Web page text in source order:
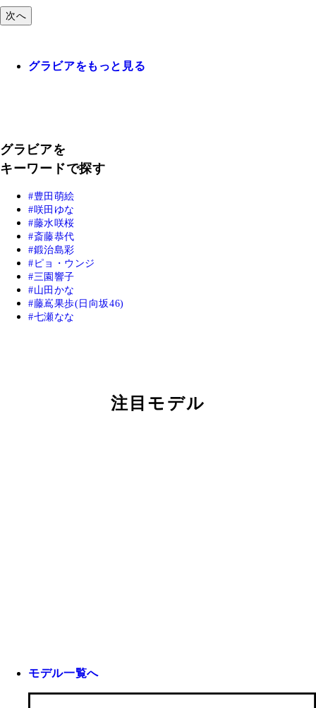
次へ
グラビアをもっと見る
グラビアを
キーワードで探す
豊田萌絵
咲田ゆな
藤水咲桜
斎藤恭代
鍛治島彩
ピョ・ウンジ
三園響子
山田かな
藤嶌果歩(日向坂46)
七瀬なな
注目モデル
モデル一覧へ